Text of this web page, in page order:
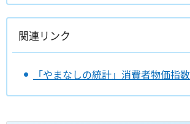
関連リンク
「やまなしの統計」消費者物価指